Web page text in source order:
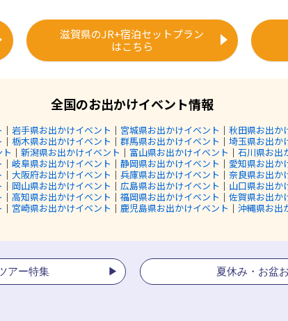
滋賀県のJR+宿泊セットプラン
はこちら
全国のお出かけイベント情報
｜ 岩手県お出かけイベント ｜ 宮城県お出かけイベント ｜ 秋田県お出か
｜ 栃木県お出かけイベント ｜ 群馬県お出かけイベント ｜ 埼玉県お出か
｜ 新潟県お出かけイベント ｜ 富山県お出かけイベント ｜ 石川県お出
｜ 岐阜県お出かけイベント ｜ 静岡県お出かけイベント ｜ 愛知県お出か
｜ 大阪府お出かけイベント ｜ 兵庫県お出かけイベント ｜ 奈良県お出か
｜ 岡山県お出かけイベント ｜ 広島県お出かけイベント ｜ 山口県お出か
｜ 高知県お出かけイベント ｜ 福岡県お出かけイベント ｜ 佐賀県お出か
｜ 宮崎県お出かけイベント ｜ 鹿児島県お出かけイベント ｜ 沖縄県お出
アー特集 夏休み・お盆